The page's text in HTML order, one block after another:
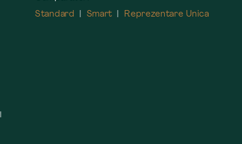
Standard
Smart Reprezentare Unica